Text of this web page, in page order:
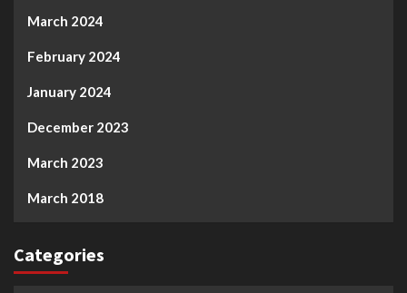
March 2024
February 2024
January 2024
December 2023
March 2023
March 2018
Categories